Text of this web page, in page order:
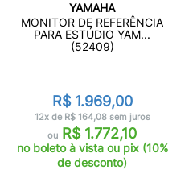
YAMAHA
MONITOR DE REFERÊNCIA
PARA ESTÚDIO YAM...
(52409)
R$ 1.969,00
12x de R$ 164,08 sem juros
ou R$ 1.772,10
no boleto à vista ou pix (10%
de desconto)